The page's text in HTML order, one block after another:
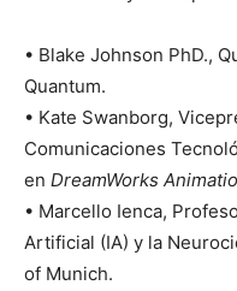
• Blake Johnson PhD.,
Quantum.
• Kate Swanborg,
Comunicaciones
en DreamWorks
• Marcello Ienca,
Artificial (IA) y la
of Munich.